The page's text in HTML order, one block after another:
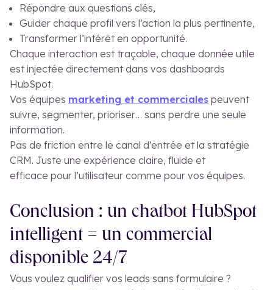
Répondre aux questions clés,
Guider chaque profil vers l’action la plus pertinente,
Transformer l’intérêt en opportunité.
Chaque interaction est traçable, chaque donnée utile
est injectée directement dans vos dashboards
HubSpot.
Vos équipes marketing et commerciales peuvent
suivre, segmenter, prioriser… sans perdre une seule
information.
Pas de friction entre le canal d’entrée et la stratégie
CRM. Juste une expérience claire, fluide et
efficace pour l’utilisateur comme pour vos équipes.
Conclusion : un chatbot HubSpot
intelligent = un commercial
disponible 24/7
Vous voulez qualifier vos leads sans formulaire ?